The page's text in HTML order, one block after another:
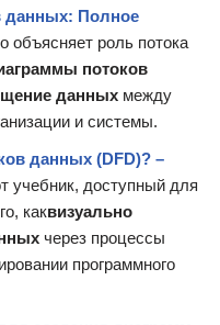
данных: Полное
объясняет роль потока
потоков
данных между
и системы.
данных (DFD)? –
учебник, доступный для
каквизуально
через процессы
программного